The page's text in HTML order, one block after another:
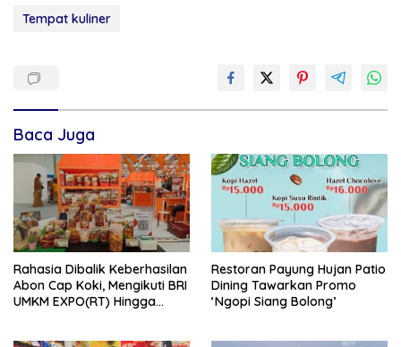
Tempat kuliner
Baca Juga
Rahasia Dibalik Keberhasilan
Abon Cap Koki, Mengikuti BRI
UMKM EXPO(RT) Hingga
Restoran Payung Hujan Patio
Dining Tawarkan Promo
‘Ngopi Siang Bolong’